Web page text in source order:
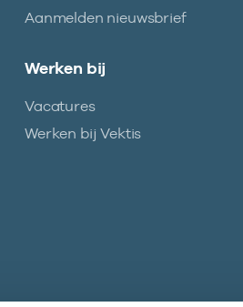
Aanmelden nieuwsbrief
Werken bij
Vacatures
Werken bij Vektis